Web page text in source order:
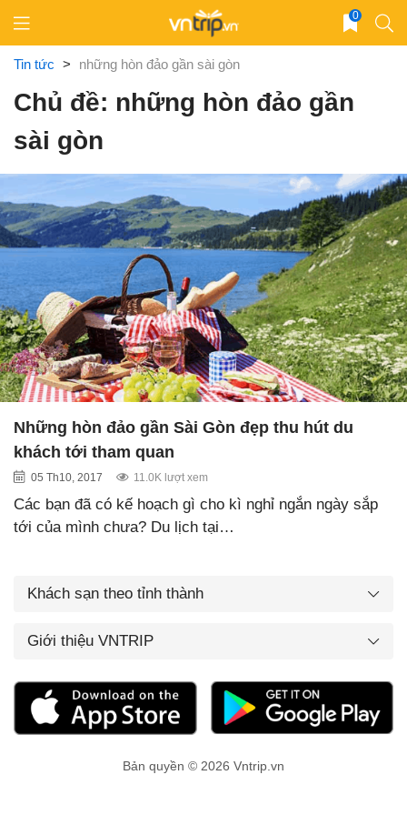
content
0
Tin tức > những hòn đảo gần sài gòn
Chủ đề: những hòn đảo gần
sài gòn
Những hòn đảo gần Sài Gòn đẹp thu hút du
khách tới tham quan
05 Th10, 2017 11.0K lượt xem
Các bạn đã có kế hoạch gì cho kì nghỉ ngắn ngày sắp
tới của mình chưa? Du lịch tại…
Khách sạn theo tỉnh thành
Giới thiệu VNTRIP
Bản quyền © 2026 Vntrip.vn